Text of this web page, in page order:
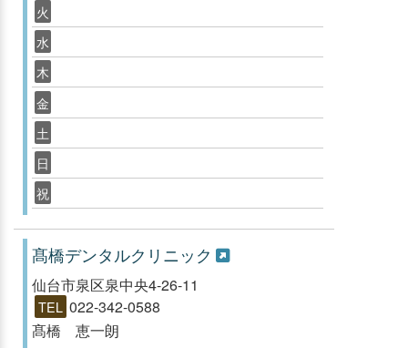
火
水
木
金
土
日
祝
髙橋デンタルクリニック
仙台市泉区泉中央4-26-11
TEL 022-342-0588
髙橋 恵一朗